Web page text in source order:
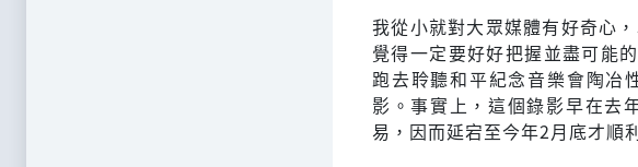
我從小就對大眾媒體有好奇心
覺得一定要好好把握並盡可能
跑去聆聽和平紀念音樂會陶冶
影。事實上，這個錄影早在去
易，因而延宕至今年2月底才順